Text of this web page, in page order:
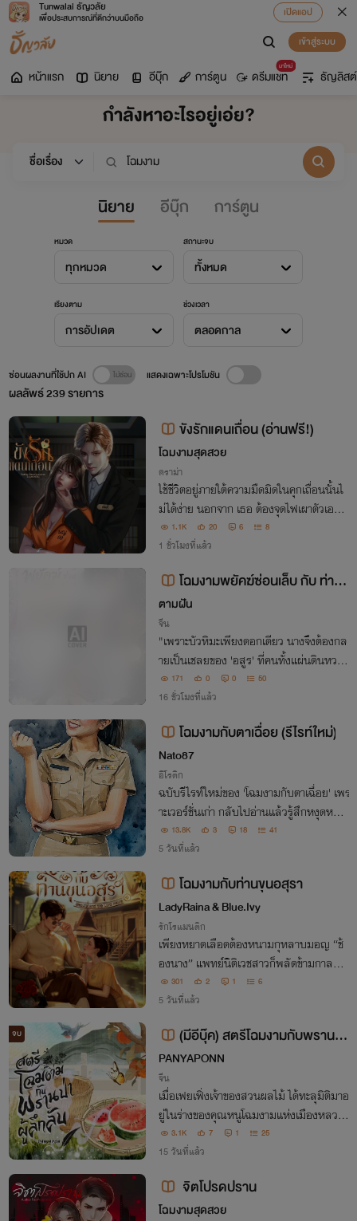
Tunwalai ธัญวลัย
เพื่อประสบการณ์ที่ดีกว่าบนมือถือ
เปิดแอป
เข้าสู่ระบบ
หน้าแรก นิยาย อีบุ๊ก การ์ตูน
มาใหม่
ดรีมแชท ธัญลิสต์
กำลังหาอะไรอยู่เอ่ย?
นิยาย อีบุ๊ก การ์ตูน
หมวด
ทุกหมวด
สถานะจบ
ทั้งหมด
เรียงตาม
การอัปเดต
ช่วงเวลา
ตลอดกาล
ผลลัพธ์239รายการ
ซ่อนผลงานที่ใช้ปก AI แสดงเฉพาะโปรโมชัน
ขังรักแดนเถื่อน (อ่านฟรี!)
โฉมงามสุดสวย
ดราม่า
ใช้ชีวิตอยู่ภายใต้ความมืดมิดในคุกเถื่อนนั้นไ
ม่ได้ง่าย นอกจาก เธอ ต้องจุดไฟเผาตัวเองใ
ห้สว่าง และพัศดีอย่าง เขา ก็คือเชื้อเพลิงชั้น
ดี 'จำใส่หัวเอาไว้ว่าเธอมีสิทธิ์จะครางชื่อฉันแ
1.1K 20 6 8
1 ชั่วโมงที่แล้ว
โฉมงามพยัคฆ์ซ่อนเล็บ กับ ท่าน
อ๋องอสูร
ตามฝัน
จีน
"เพราะบัวหิมะเพียงดอกเดียว นางจึงต้องกล
ายเป็นเชลยของ 'อสูร' ที่คนทั้งแผ่นดินหวาด
กลัว แต่ใครจะรู้เล่าว่า... ในจวนเหมันต์แห่ง
นั้น จะมีหอตำรายุทธที่สวรรค์ส่งมาให้นาง!"
171 0 0 50
16 ชั่วโมงที่แล้ว
โฉมงามกับตาเฉื่อย (รีไรท์ใหม่)
Nato87
อีโรติก
ฉบับรีไรท์ใหม่ของ 'โฉมงามกับตาเฉื่อย' เพร
าะเวอร์ชั่นเก่า กลับไปอ่านแล้วรู้สึกหงุดหงิด
เขียนอะไรเยิ้นเย้อวกวนมาก
13.8K 3 18 41
5 วันที่แล้ว
โฉมงามกับท่านขุนอสุรา
LadyRaina & Blue.Ivy
รักโรแมนติก
เพียงหยาดเลือดต้องหนามกุหลาบมอญ “ช้
องนาง” แพทย์นิติเวชสาวก็พลัดข้ามกาลมาเ
ป็น “แม่หญิงบัวแก้ว” และตกเป็นทาสขัดดอ
กในคุ้มของ “ออกขุนรามราฆพ” บุรุษนัยน์ต
301 2 1 6
5 วันที่แล้ว
จบ
(มีอีบุ๊ค) สตรีโฉมงามกับพรานป่า
ผู้ลึกลับ (อ่านฟรีจนจบ)
PANYAPONN
จีน
เมื่อเฟยเฟิ่งเจ้าของสวนผลไม้ ได้ทะลุมิติมาอ
ยู่ในร่างของคุณหนูโฉมงามแห่งเมืองหลวง
ที่ถูกจับมาขายพรานป่าลึกลับจึงซื้อนางไว้เป็
นภรรยา ถึงแม้เขาจะเย็นชาและปากแข็ง แต่เ
3.1K 7 1 25
15 วันที่แล้ว
จิตโปรดปราน
โฉมงามสุดสวย